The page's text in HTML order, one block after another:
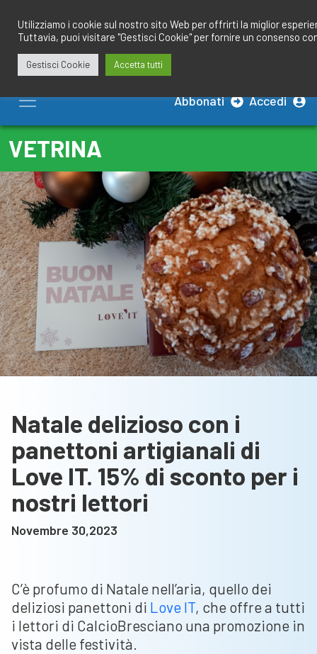
contenuto
Abbonati Accedi
VETRINA
Natale delizioso con i
panettoni artigianali di
Love IT. 15% di sconto per i
nostri lettori
Novembre 30,2023
C’è profumo di Natale nell’aria, quello dei
deliziosi panettoni di Love IT, che offre a tutti
i lettori di CalcioBresciano una promozione in
vista delle festività.
Utilizziamo i cookie sul nostro sito Web per offrirti la miglior
Tuttavia, puoi visitare "Gestisci Cookie" per fornire un consenso
Gestisci Cookie Accetta tutti